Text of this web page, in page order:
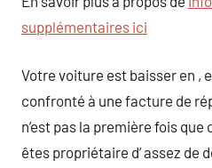
supplémentaires ici
Votre voiture est baisser en ,
confronté à une facture de
n’est pas la première fois que
êtes propriétaire d’ assez de